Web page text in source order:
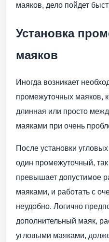
маяков, дело пойдет
Установка
маяков
Иногда возникает
промежуточных маяков,
длинная или просто
маяками при очень
После установки
один промежуточный,
превышает допустимое
маяками, и работать с
неудобно. Логично
дополнительный маяк,
угловыми маяками,